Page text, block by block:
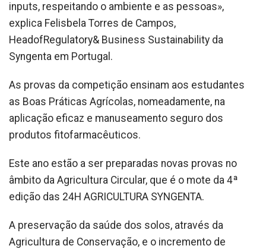
inputs, respeitando o ambiente e as pessoas»,
explica Felisbela Torres de Campos,
HeadofRegulatory& Business Sustainability da
Syngenta em Portugal.
As provas da competição ensinam aos estudantes
as Boas Práticas Agrícolas, nomeadamente, na
aplicação eficaz e manuseamento seguro dos
produtos fitofarmacêuticos.
Este ano estão a ser preparadas novas provas no
âmbito da Agricultura Circular, que é o mote da 4ª
edição das 24H AGRICULTURA SYNGENTA.
A preservação da saúde dos solos, através da
Agricultura de Conservação, e o incremento de